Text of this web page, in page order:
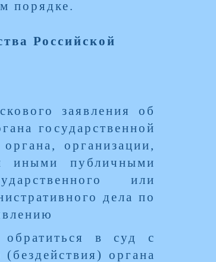
порядке.
Российской
заявления об
государственной
организации,
иными публичными
или
дела по
в суд с
органа